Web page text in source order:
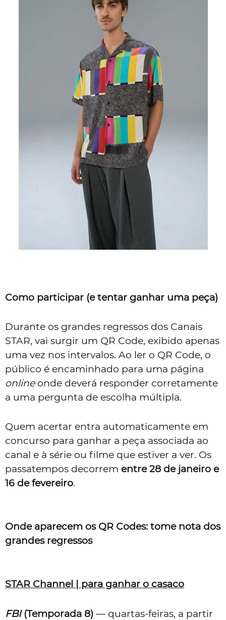
Como participar (e tentar ganhar uma peça)
Durante os grandes regressos dos Canais
STAR, vai surgir um QR Code, exibido apenas
uma vez nos intervalos. Ao ler o QR Code, o
público é encaminhado para uma página
onlineonde deverá responder corretamente
a uma pergunta de escolha múltipla.
Quem acertar entra automaticamente em
concurso para ganhar a peça associada ao
canal e à série ou filme que estiver a ver. Os
passatempos decorrem entre 28 de janeiro e
16 de fevereiro.
Onde aparecem os QR Codes: tome nota dos
grandes regressos
STAR Channel | para ganhar o casaco
FBI(Temporada 8) — quartas-feiras, a partir